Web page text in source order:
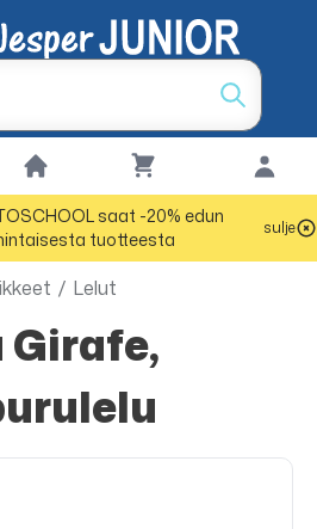
saat -20% edun
tuotteesta
sulje
/ Lelut